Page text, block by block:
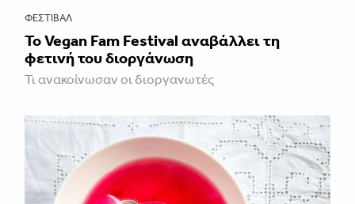
ΦΕΣΤΙΒΑΛ
Το Vegan Fam Festival αναβάλλει τη
φετινή του διοργάνωση
Τι ανακοίνωσαν οι διοργανωτές